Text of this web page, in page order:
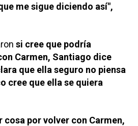
me sigue diciendo así",
si cree que podría
Carmen, Santiago dice
que ella seguro no piensa
cree que ella se quiera
cosa por volver con Carmen,